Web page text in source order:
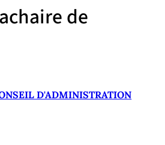
de
D'ADMINISTRATION